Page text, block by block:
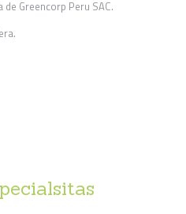
Greencorp Peru SAC.